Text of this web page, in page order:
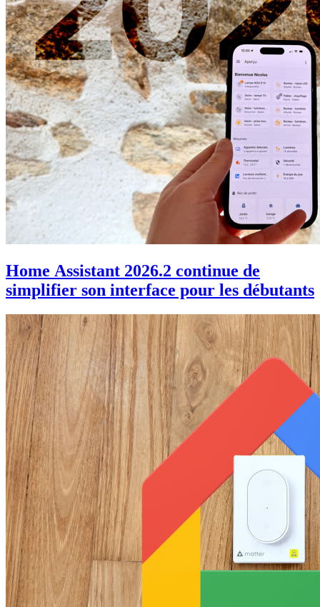
Home Assistant 2026.2 continue de
simplifier son interface pour les débutants